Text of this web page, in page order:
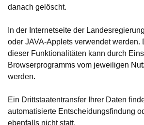
danach gelöscht.
In der Internetseite der
oder JAVA-Applets verwendet werden.
dieser Funktionalitäten kann durch
Browserprogramms vom jeweiligen
werden.
Ein Drittstaatentransfer Ihrer Daten
automatisierte Entscheidungsfindung
ebenfalls nicht statt.